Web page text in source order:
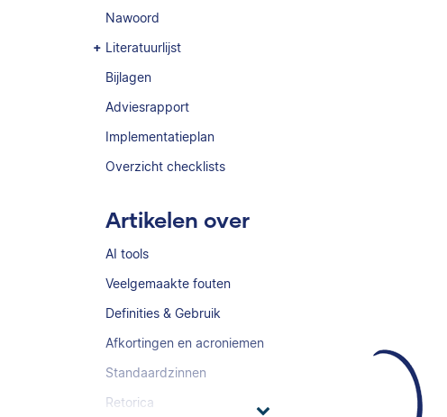
Nawoord
Literatuurlijst
Bijlagen
Adviesrapport
Implementatieplan
Overzicht checklists
Artikelen over
AI tools
Veelgemaakte fouten
Definities & Gebruik
Afkortingen en acroniemen
Standaardzinnen
Retorica